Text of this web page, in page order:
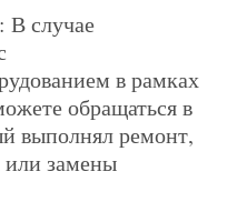
: В случае
в рамках
обращаться в
выполнял ремонт,
или замены